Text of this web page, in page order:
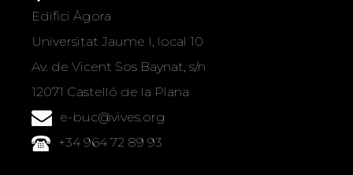
Edifici Àgora
Universitat Jaume I, local 10
Av. de Vicent Sos Baynat, s/n
12071 Castelló de la Plana
e-buc@vives.org
+34 964 72 89 93